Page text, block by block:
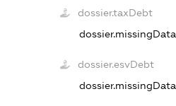
dossier.taxDebt
dossier.missingData
dossier.esvDebt
dossier.missingData